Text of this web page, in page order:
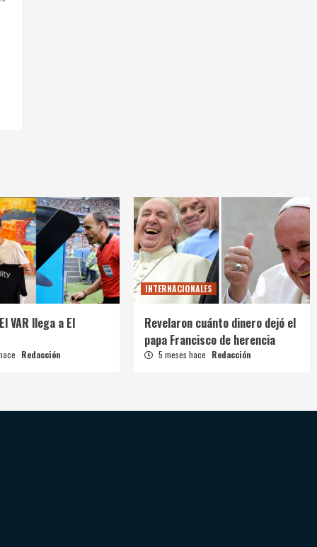
VAR llega a El
Redacción
INTERNACIONALES
Revelaron cuánto dinero dejó el
papa Francisco de herencia
5 meses hace Redacción